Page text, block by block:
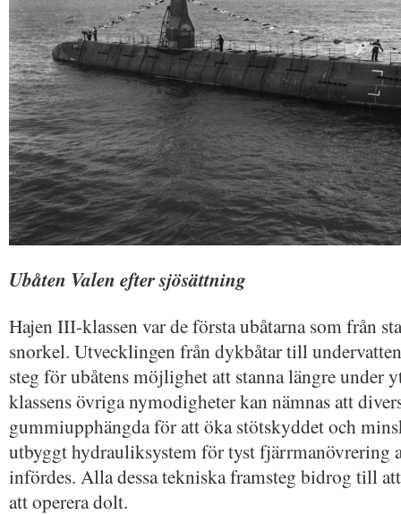
Ubåten Valen efter sjösättning
Hajen III-klassen var de första ubåtarna som från
snorkel. Utvecklingen från dykbåtar till
steg för ubåtens möjlighet att stanna längre under
klassens övriga nymodigheter kan nämnas att
gummiupphängda för att öka stötskyddet och
utbyggt hydrauliksystem för tyst fjärrmanövrering
infördes. Alla dessa tekniska framsteg bidrog till
att operera dolt.